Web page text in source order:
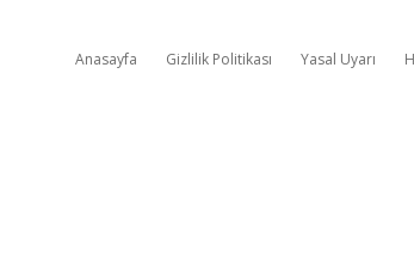
Anasayfa Gizlilik Politikası Yasal Uyarı